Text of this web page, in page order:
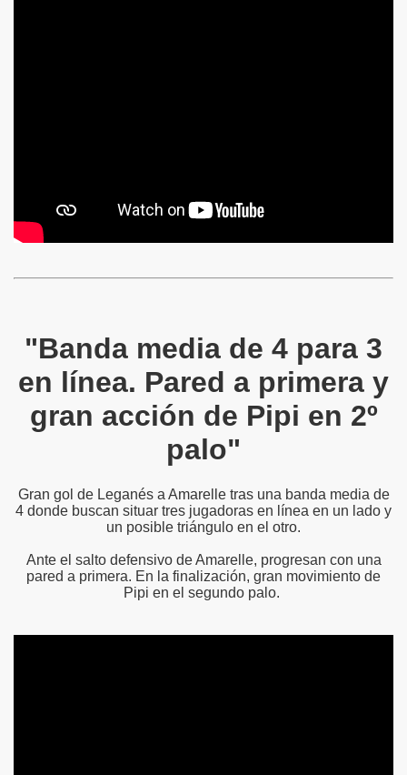
"Banda media de 4 para 3
en línea. Pared a primera y
gran acción de Pipi en 2º
palo"
Gran gol de Leganés a Amarelle tras una banda media de
4 donde buscan situar tres jugadoras en línea en un lado y
un posible triángulo en el otro.
Ante el salto defensivo de Amarelle, progresan con una
pared a primera. En la finalización, gran movimiento de
Pipi en el segundo palo.